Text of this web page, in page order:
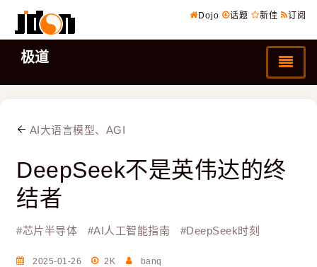
Dojo 话题 新佳 订阅
极道
AI大语言模型、AGI
DeepSeek不是英伟达的终
结者
#芯片半导体 #AI人工智能指南 #DeepSeek时刻
2025-01-26 2K banq